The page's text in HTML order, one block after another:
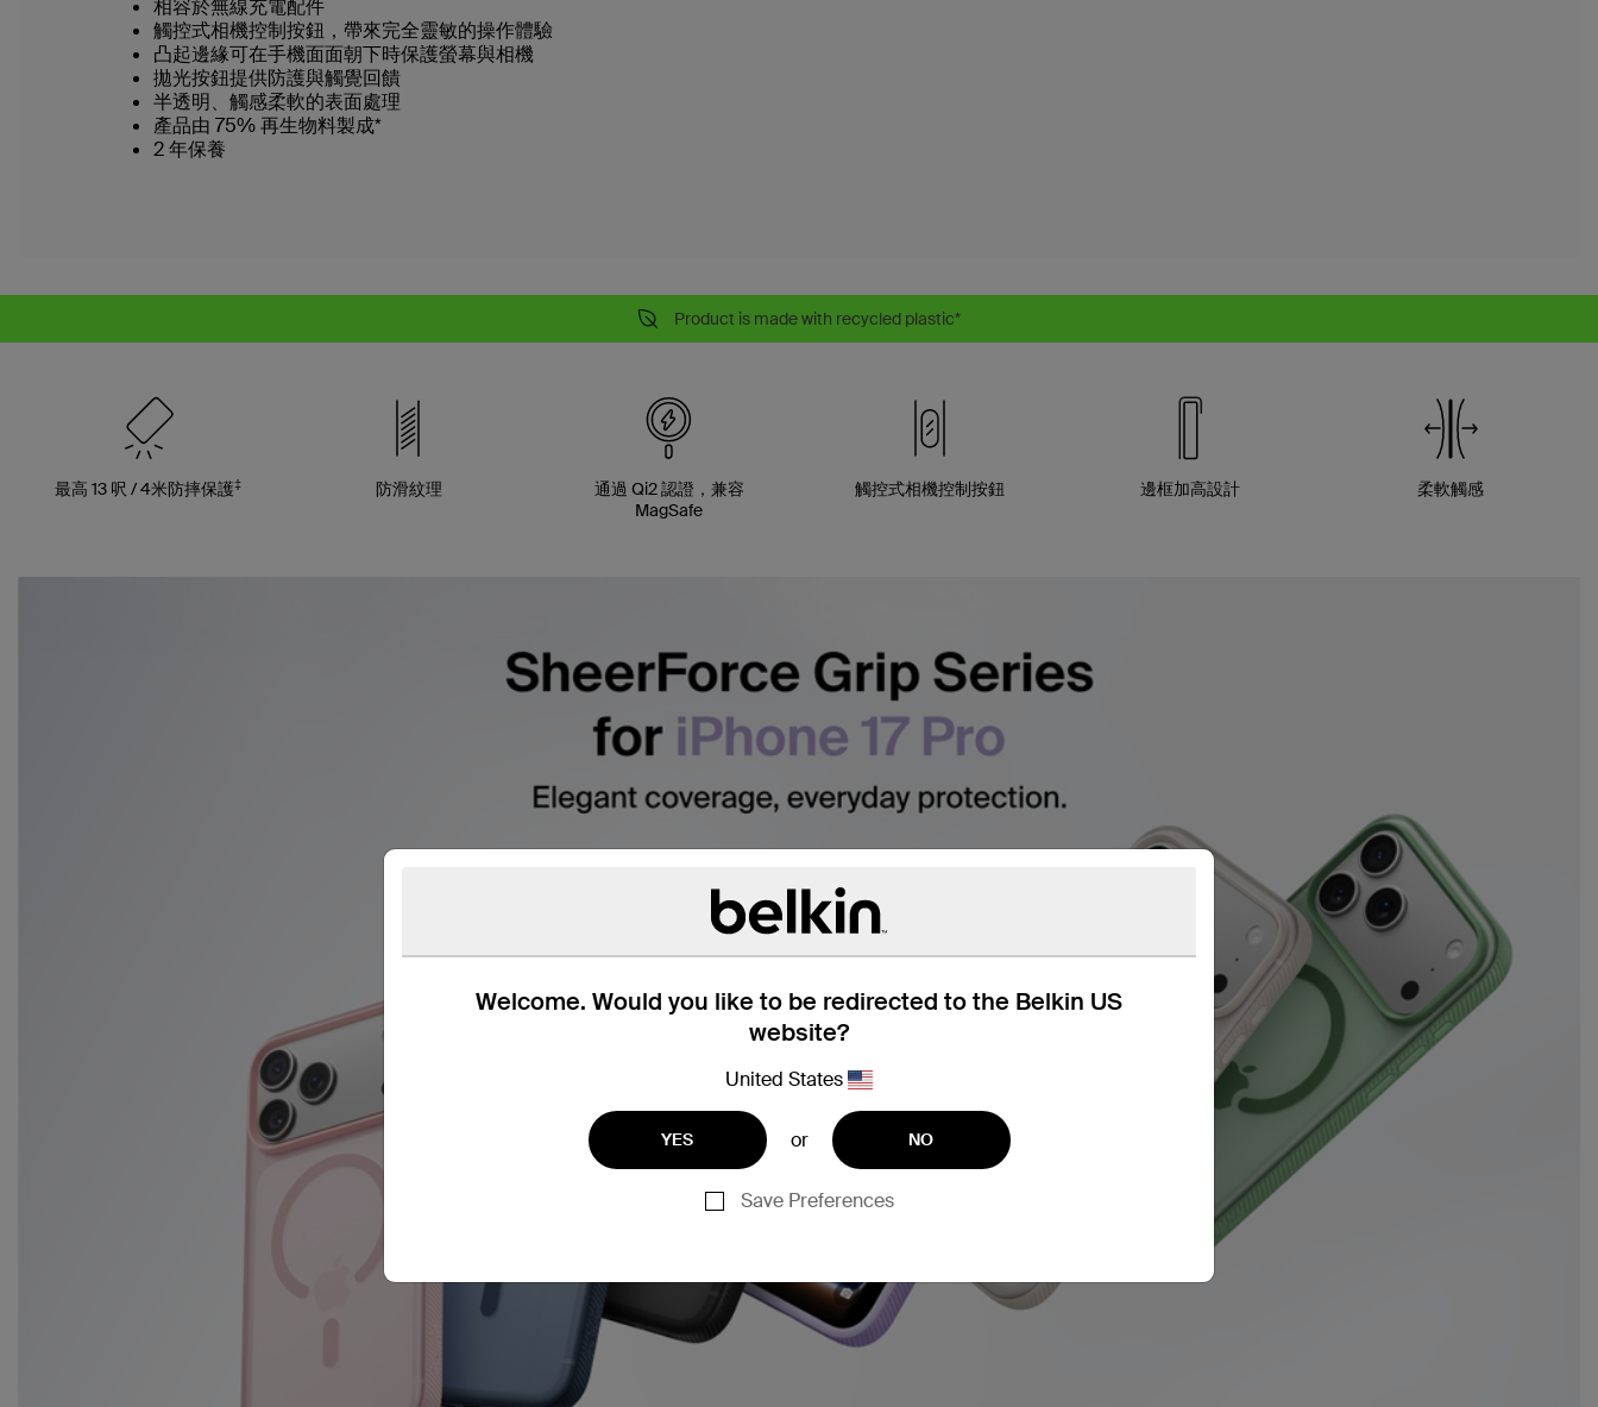
Welcome. Would you like to be redirected to the Belkin US
website?
United States
YES or NO
Save Preferences
相容於無線充電配件
觸控式相機控制按鈕，帶來完全靈敏的操作體驗
凸起邊緣可在手機面面朝下時保護螢幕與相機
拋光按鈕提供防護與觸覺回饋
半透明、觸感柔軟的表面處理
產品由 75% 再生物料製成*
2 年保養
Product is made with recycled plastic*
最高 13 呎 / 4米防摔保護‡ 防滑紋理
通過 Qi2 認證，兼容
MagSafe
觸控式相機控制按鈕 邊框加高設計 柔軟觸感